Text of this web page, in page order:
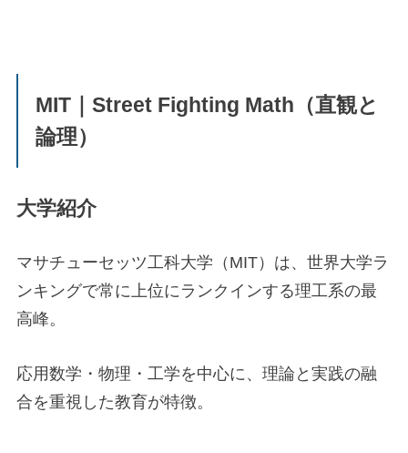
MIT｜Street Fighting Math（直観と
論理）
大学紹介
マサチューセッツ工科大学（MIT）は、世界大学ラ
ンキングで常に上位にランクインする理工系の最
高峰。
応用数学・物理・工学を中心に、理論と実践の融
合を重視した教育が特徴。